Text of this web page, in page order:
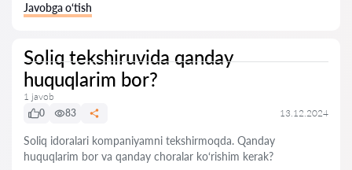
Javobga o‘tish
Soliq tekshiruvida qanday
huquqlarim bor?
1 javob
0
83 13.12.2024
Soliq idoralari kompaniyamni tekshirmoqda. Qanday
huquqlarim bor va qanday choralar ko‘rishim kerak?